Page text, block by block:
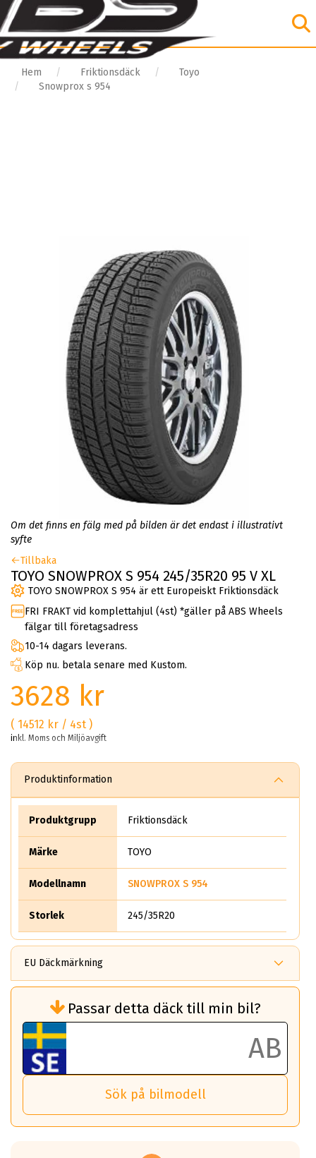
Hem Friktionsdäck
Toyo
Snowprox s 954
Om det finns en fälg med på bilden är det endast i illustrativt
syfte
Tillbaka
TOYO SNOWPROX S 954 245/35R20 95 V XL
TOYO SNOWPROX S 954 är ett Europeiskt Friktionsdäck
FRI FRAKT vid komplettahjul (4st) *gäller på ABS Wheels
fälgar till företagsadress
10-14 dagars leverans.
Köp nu. betala senare med Kustom.
3628 kr
( 14512 kr / 4st )
inkl. Moms och Miljöavgift
Produktinformation
Produktgrupp Friktionsdäck
Märke TOYO
Modellnamn SNOWPROX S 954
Storlek 245/35R20
EU Däckmärkning
bränsleförbrukningen)
Det ska vara en betygsskala från klass A
till G för rullmotstånd.
Ett klass A däck kommer ha 6,5% bättre
bränsleförbrukning än ett klass G däck.
Det betyder att om man kör 10,000 km,
så sparar man 50 liter bränsle med ett
underlaget, vilken rutt du kör, samt
Passar detta däck till min bil?
Sök på bilmodell